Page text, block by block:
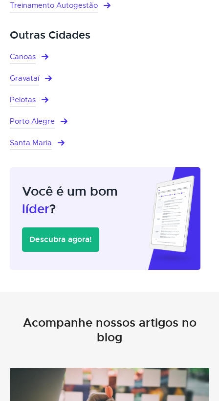
Treinamento Autogestão
Outras Cidades
Canoas
Gravataí
Pelotas
Porto Alegre
Santa Maria
Você é um bom
líder?
Descubra agora!
Acompanhe nossos artigos no
blog